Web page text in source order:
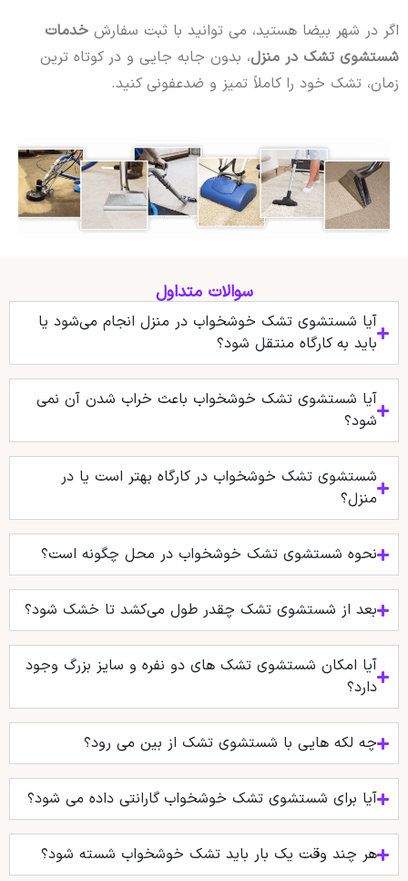
اگر در شهر بیضا هستید، می توانید با ثبت سفارش خدمات
شستشوی تشک در منزل، بدون جابه جایی و در کوتاه ترین
زمان، تشک خود را کاملاً تمیز و ضدعفونی کنید.
سوالات متداول
آیا شستشوی تشک خوشخواب در منزل انجام می‌شود یا
باید به کارگاه منتقل شود؟
آیا شستشوی تشک خوشخواب باعث خراب شدن آن نمی
شود؟
شستشوی تشک خوشخواب در کارگاه بهتر است یا در
منزل؟
نحوه شستشوی تشک خوشخواب در محل چگونه است؟
بعد از شستشوی تشک چقدر طول می‌کشد تا خشک شود؟
آیا امکان شستشوی تشک‌ های دو نفره و سایز بزرگ وجود
دارد؟
چه لکه هایی با شستشوی تشک از بین می رود؟
آیا برای شستشوی تشک خوشخواب گارانتی داده می‌ شود؟
هر چند وقت یک بار باید تشک خوشخواب شسته شود؟